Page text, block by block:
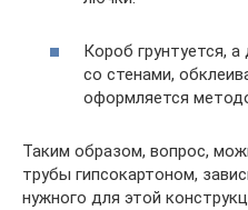
Короб грунтуется,
со стенами,
оформляется
Таким образом, вопрос,
трубы гипсокартоном,
нужного для этой